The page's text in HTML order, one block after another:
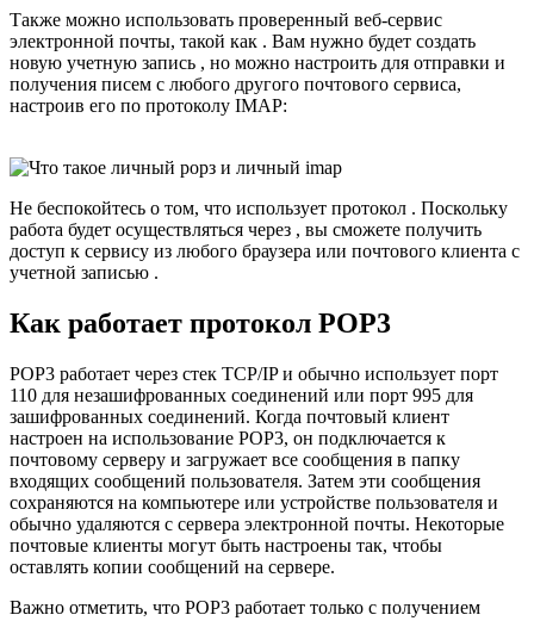
Также можно использовать проверенный веб-сервис
электронной почты, такой как . Вам нужно будет создать
новую учетную запись , но можно настроить для отправки и
получения писем с любого другого почтового сервиса,
настроив его по протоколу IMAP:
Не беспокойтесь о том, что использует протокол . Поскольку
работа будет осуществляться через , вы сможете получить
доступ к сервису из любого браузера или почтового клиента с
учетной записью .
Как работает протокол POP3
POP3 работает через стек TCP/IP и обычно использует порт
110 для незашифрованных соединений или порт 995 для
зашифрованных соединений. Когда почтовый клиент
настроен на использование POP3, он подключается к
почтовому серверу и загружает все сообщения в папку
входящих сообщений пользователя. Затем эти сообщения
сохраняются на компьютере или устройстве пользователя и
обычно удаляются с сервера электронной почты. Некоторые
почтовые клиенты могут быть настроены так, чтобы
оставлять копии сообщений на сервере.
Важно отметить, что POP3 работает только с получением